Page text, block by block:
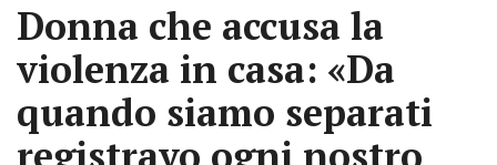
Donna che accusa la
violenza in casa: «Da
quando siamo separati